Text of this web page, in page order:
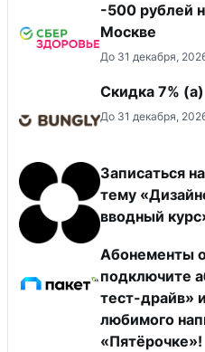
-500 рублей
Москве
До 31 декабря,
Скидка ​7% (а)
До 31 декабря,
Записаться
тему
вводный
Абонементы
подключите
тест-драйв»
любимого
«Пятёрочке»!